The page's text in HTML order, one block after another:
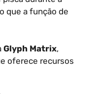
que a função de
Glyph Matrix,
oferece recursos